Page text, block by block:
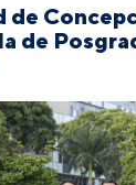
de
de